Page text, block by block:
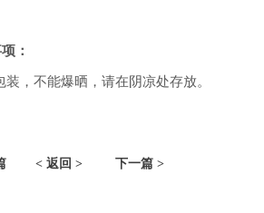
：
，不能爆晒，请在阴凉处存放。
< 返回 > 下一篇 >